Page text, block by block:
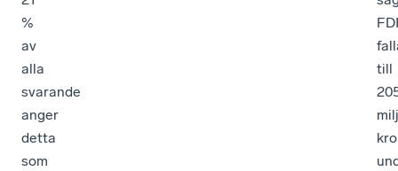
%
av
alla
svarande
anger
detta
som
FDI
till